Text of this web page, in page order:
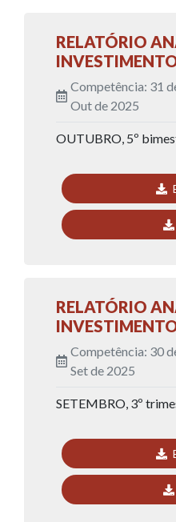
RELATÓRIO
Competência: 31
Out de 2025
OUTUBRO, 5º
RELATÓRIO
Competência: 30
Set de 2025
SETEMBRO, 3º